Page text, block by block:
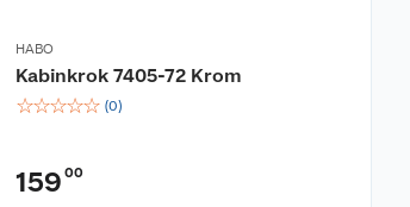
HABO
Kabinkrok 7405-72 Krom
☆☆☆☆☆ (0)
159 00